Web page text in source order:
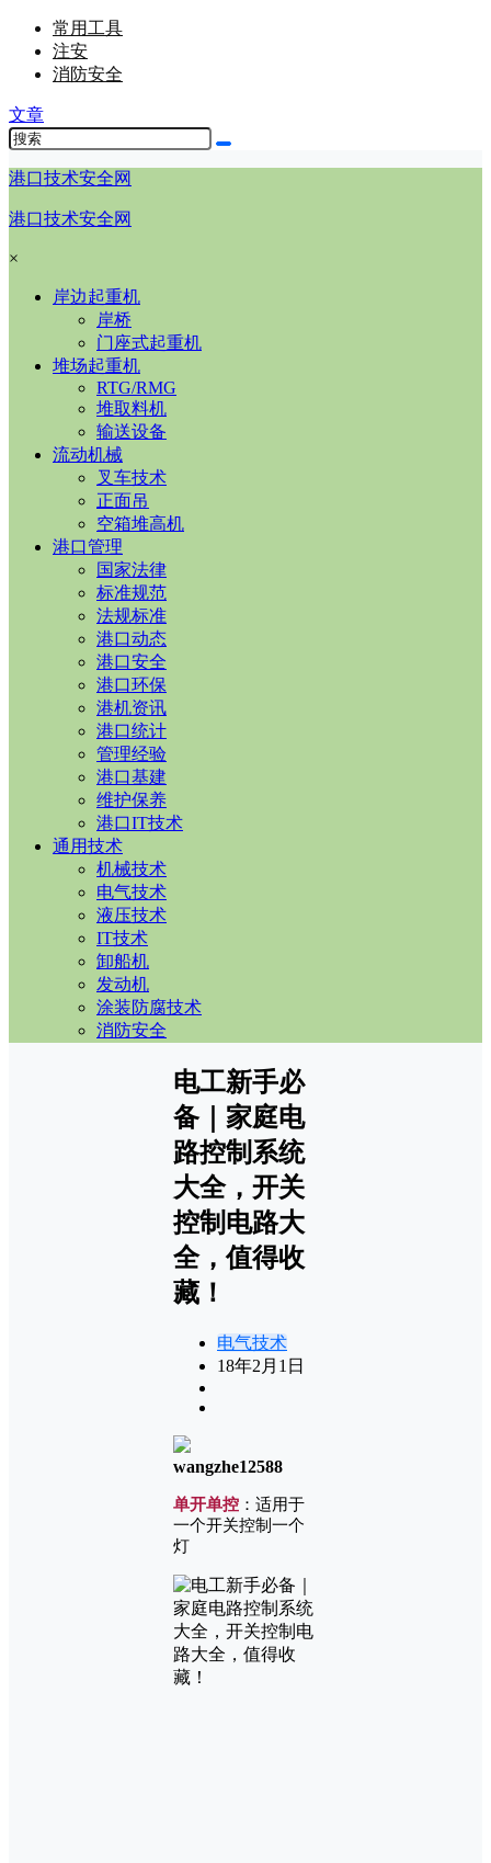
常用工具
注安
消防安全
文章
港口技术安全网
港口技术安全网
×
岸边起重机
岸桥
门座式起重机
堆场起重机
RTG/RMG
堆取料机
输送设备
流动机械
叉车技术
正面吊
空箱堆高机
港口管理
国家法律
标准规范
法规标准
港口动态
港口安全
港口环保
港机资讯
港口统计
管理经验
港口基建
维护保养
港口IT技术
通用技术
机械技术
电气技术
液压技术
IT技术
卸船机
发动机
涂装防腐技术
消防安全
电工新手必
备｜家庭电
路控制系统
大全，开关
控制电路大
全，值得收
藏！
电气技术
18年2月1日
wangzhe12588
单开单控 ：适用于
一个开关控制一个
灯